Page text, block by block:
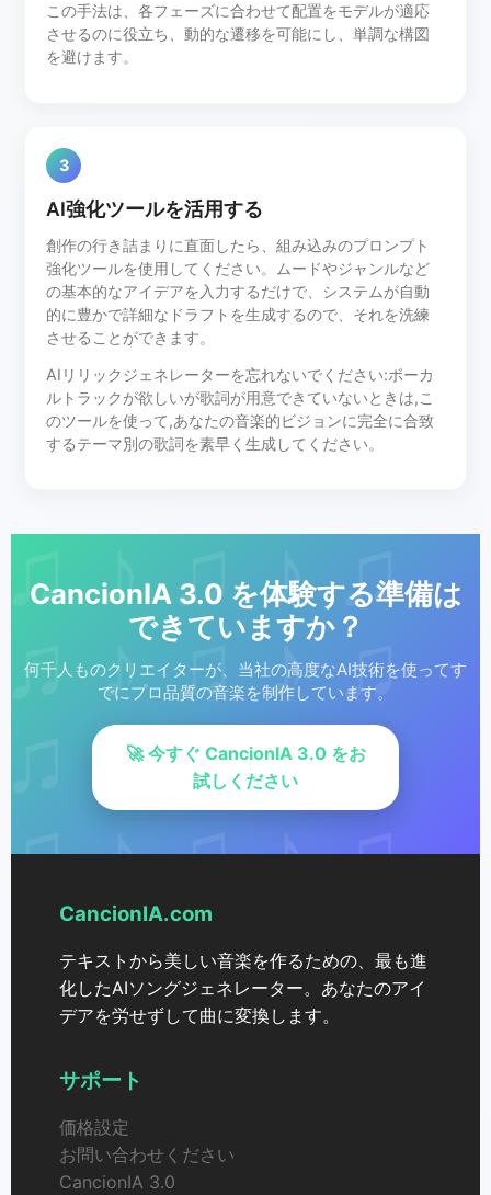
この手法は、各フェーズに合わせて配置をモデルが適応
させるのに役立ち、動的な遷移を可能にし、単調な構図
を避けます。
3
AI強化ツールを活用する
創作の行き詰まりに直面したら、組み込みのプロンプト
強化ツールを使用してください。ムードやジャンルなど
の基本的なアイデアを入力するだけで、システムが自動
的に豊かで詳細なドラフトを生成するので、それを洗練
させることができます。
AIリリックジェネレーターを忘れないでください:ボーカ
ルトラックが欲しいが歌詞が用意できていないときは,こ
のツールを使って,あなたの音楽的ビジョンに完全に合致
するテーマ別の歌詞を素早く生成してください。
CancionIA 3.0 を体験する準備は
できていますか？
何千人ものクリエイターが、当社の高度なAI技術を使ってす
でにプロ品質の音楽を制作しています。
🚀 今すぐ CancionIA 3.0 をお
試しください
CancionIA.com
テキストから美しい音楽を作るための、最も進
化したAIソングジェネレーター。あなたのアイ
デアを労せずして曲に変換します。
サポート
価格設定
お問い合わせください
CancionIA 3.0